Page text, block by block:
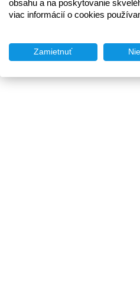
obsahu a na poskytovanie
viac informácií o cookies
Zamietnuť